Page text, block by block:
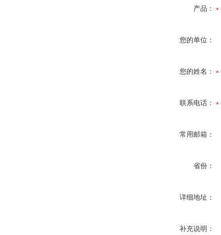
产品：
您的单位：
您的姓名：
联系电话：
常用邮箱：
省份：
详细地址：
补充说明：